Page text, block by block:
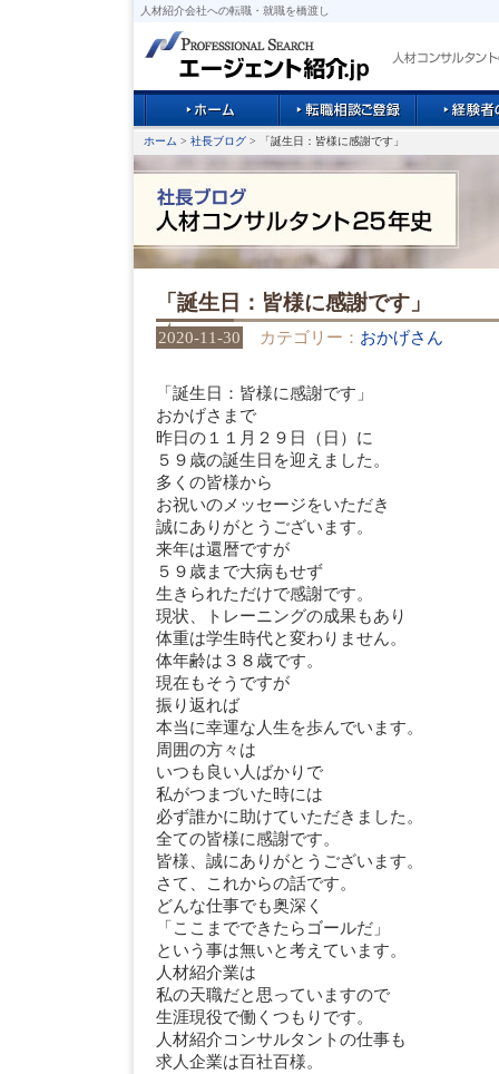
人材紹介会社への転職・就職を橋渡し
ホーム > 社長ブログ > 「誕生日：皆様に感謝です」
「誕生日：皆様に感謝です」
2020-11-30 カテゴリー： おかげさん
「誕生日：皆様に感謝です」
おかげさまで
昨日の１１月２９日（日）に
５９歳の誕生日を迎えました。
多くの皆様から
お祝いのメッセージをいただき
誠にありがとうございます。
来年は還暦ですが
５９歳まで大病もせず
生きられただけで感謝です。
現状、トレーニングの成果もあり
体重は学生時代と変わりません。
体年齢は３８歳です。
現在もそうですが
振り返れば
本当に幸運な人生を歩んでいます。
周囲の方々は
いつも良い人ばかりで
私がつまづいた時には
必ず誰かに助けていただきました。
全ての皆様に感謝です。
皆様、誠にありがとうございます。
さて、これからの話です。
どんな仕事でも奥深く
「ここまでできたらゴールだ」
という事は無いと考えています。
人材紹介業は
私の天職だと思っていますので
生涯現役で働くつもりです。
人材紹介コンサルタントの仕事も
求人企業は百社百様。